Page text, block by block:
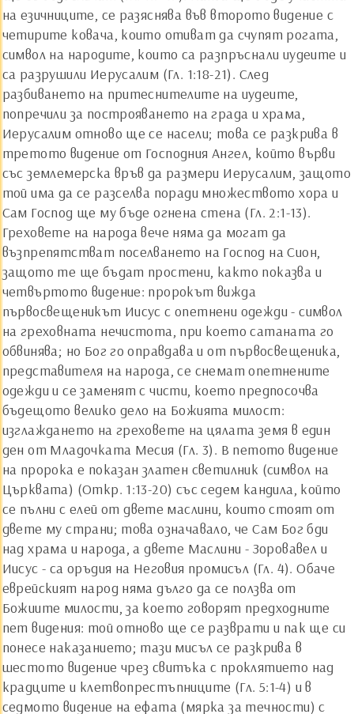
на езичниците, се разяснява във второто видение с
четирите ковача, които отиват да счупят рогата,
символ на народите, които са разпръснали иудеите и
са разрушили Иерусалим (Гл. 1:18-21). След
разбиването на притеснителите на иудеите,
попречили за построяването на града и храма,
Иерусалим отново ще се насели; това се разкрива в
третото видение от Господния Ангел, който върви
със землемерска връв да размери Иерусалим, защото
той има да се разселва поради множеството хора и
Сам Господ ще му бъде огнена стена (Гл. 2:1-13).
Греховете на народа вече няма да могат да
възпрепятстват поселването на Господ на Сион,
защото те ще бъдат простени, както показва и
четвъртото видение: пророкът вижда
първосвещеникът Иисус с опетнени одежди - символ
на греховната нечистота, при което сатаната го
обвинява; но Бог го оправдава и от първосвещеника,
представителя на народа, се снемат опетнените
одежди и се заменят с чисти, което предпосочва
бъдещото велико дело на Божията милост:
изглаждането на греховете на цялата земя в един
ден от Младочката Месия (Гл. 3). В петото видение
на пророка е показан златен светилник (символ на
Църквата) (Откр. 1:13-20) със седем кандила, който
се пълни с елей от двете маслини, които стоят от
двете му страни; това означавало, че Сам Бог бди
над храма и народа, а двете Маслини - Зоровавел и
Иисус - са оръдия на Неговия промисъл (Гл. 4). Обаче
еврейският народ няма дълго да се ползва от
Божиите милости, за което говорят предходните
пет видения: той отново ще се разврати и пак ще си
понесе наказанието; тази мисъл се разкрива в
шестото видение чрез свитъка с проклятието над
крадците и клетвопрестъпниците (Гл. 5:1-4) и в
седмото видение на ефата (мярка за течности) с